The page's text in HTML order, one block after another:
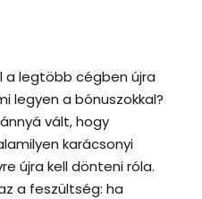
a legtöbb cégben újra
legyen a bónuszokkal?
vált, hogy
karácsonyi
újra kell dönteni róla.
a feszültség: ha